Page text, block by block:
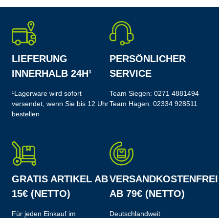
LIEFERUNG
INNERHALB 24H¹
¹Lagerware wird sofort
versendet, wenn Sie bis 12 Uhr
bestellen
PERSÖNLICHER
SERVICE
Team Siegen: 0271 4881494
Team Hagen: 02334 928511
GRATIS ARTIKEL AB
15€ (NETTO)
Für jeden Einkauf im
VERSANDKOSTENFREI
AB 79€ (NETTO)
Deutschlandweit